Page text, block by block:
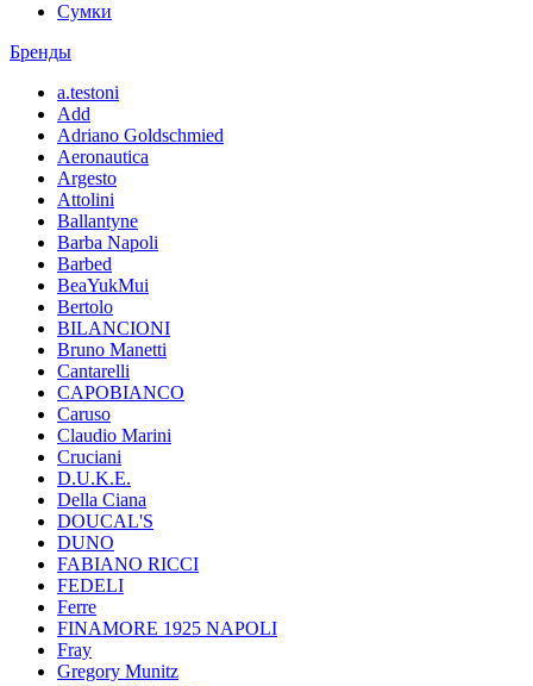
Сумки
Бренды
a.testoni
Add
Adriano Goldschmied
Aeronautica
Argesto
Attolini
Ballantyne
Barba Napoli
Barbed
BeaYukMui
Bertolo
BILANCIONI
Bruno Manetti
Cantarelli
CAPOBIANCO
Caruso
Claudio Marini
Cruciani
D.U.K.E.
Della Ciana
DOUCAL'S
DUNO
FABIANO RICCI
FEDELI
Ferre
FINAMORE 1925 NAPOLI
Fray
Gregory Munitz